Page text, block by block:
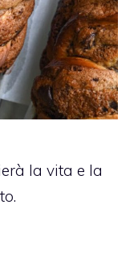
la vita e la